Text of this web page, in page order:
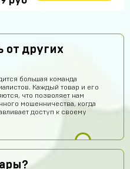
от других
большая команда
Каждый товар и его
что позволяет нам
мошенничества, когда
доступ к своему